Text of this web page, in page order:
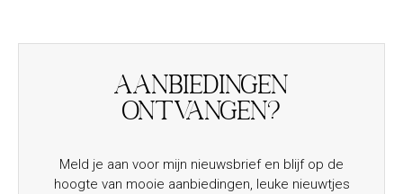
Aanbiedingen
ontvangen?
Meld je aan voor mijn nieuwsbrief en blijf op de
hoogte van mooie aanbiedingen, leuke nieuwtjes